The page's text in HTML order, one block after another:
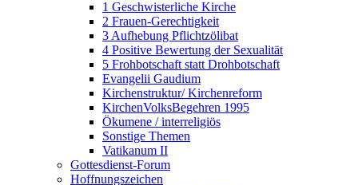
1 Geschwisterliche Kirche
2 Frauen-Gerechtigkeit
3 Aufhebung Pflichtzölibat
4 Positive Bewertung der Sexualität
5 Frohbotschaft statt Drohbotschaft
Evangelii Gaudium
Kirchenstruktur/ Kirchenreform
KirchenVolksBegehren 1995
Ökumene / interreligiös
Sonstige Themen
Vatikanum II
Gottesdienst-Forum
Hoffnungszeichen